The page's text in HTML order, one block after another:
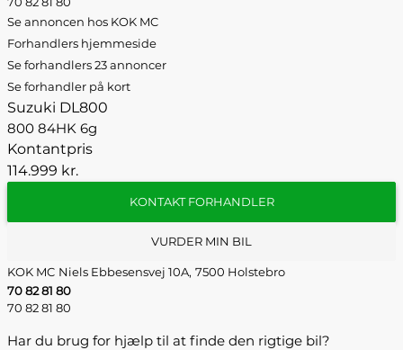
Se annoncen hos KOK MC
Forhandlers hjemmeside
Se forhandlers 23 annoncer
Se forhandler på kort
Suzuki DL800
800 84HK 6g
Kontantpris
114.999 kr.
KONTAKT FORHANDLER
VURDER MIN BIL
KOK MC Niels Ebbesensvej 10A, 7500 Holstebro
70 82 81 80
70 82 81 80
Har du brug for hjælp til at finde den rigtige bil?